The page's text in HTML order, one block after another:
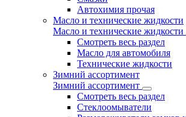
Автохимия прочая
Масло и технические жидкости
Масло и технические жидкости
Смотреть весь раздел
Масло для автомобиля
Технические жидкости
Зимний ассортимент
Зимний ассортимент
Смотреть весь раздел
Стеклоомыватели